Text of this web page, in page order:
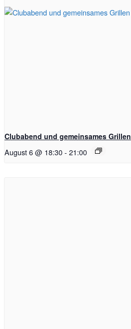
Clubabend und gemeinsames Grillen
August 6 @ 18:30- 21:00